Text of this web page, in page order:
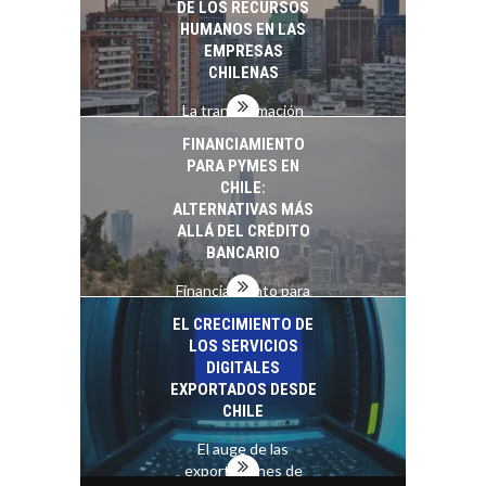
DE LOS RECURSOS
HUMANOS EN LAS
EMPRESAS
CHILENAS
La transformación
recursos humanos en
las empresas…
FINANCIAMIENTO
PARA PYMES EN
CHILE:
ALTERNATIVAS MÁS
ALLÁ DEL CRÉDITO
BANCARIO
Financiamiento para
pymes en Chile:
alternativas que
trascienden el
crédito…
EL CRECIMIENTO DE
LOS SERVICIOS
DIGITALES
EXPORTADOS DESDE
CHILE
El auge de las
exportaciones de